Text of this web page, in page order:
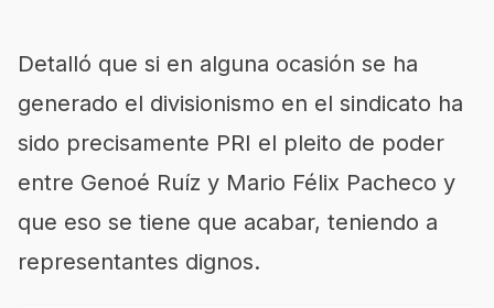
Detalló que si en alguna ocasión se ha
generado el divisionismo en el sindicato ha
sido precisamente PRI el pleito de poder
entre Genoé Ruíz y Mario Félix Pacheco y
que eso se tiene que acabar, teniendo a
representantes dignos.